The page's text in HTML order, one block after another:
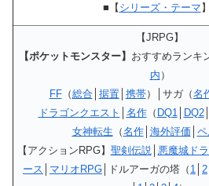
■【 シリーズ・テーマ
【JRPG】
【ポケットモンスター】 おすすめランキ
内 ）
FF（総合│ 据置│ 携帯）│サガ（名
ドラゴンクエスト
名作（ DQ1│ DQ2│
女神転生 （名作│ 海外評価
【アクションRPG】 聖剣伝説│ 悪魔城ド
ース
マリオRPG │ドルアーガの塔（ 1 2